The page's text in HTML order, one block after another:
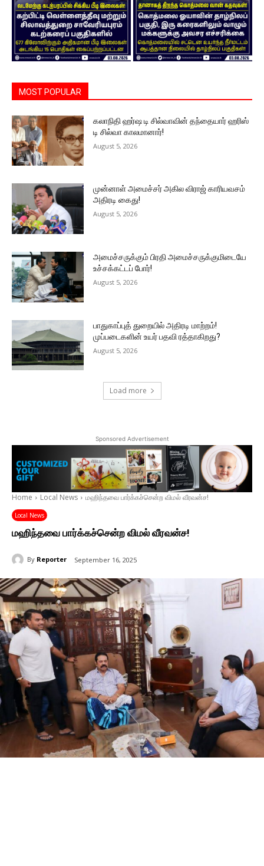
MOST POPULAR
கலாநிதி ஹர்ஷ டி சில்வாவின் தந்தையார் ஹரிஸ்
டி சில்வா காலமானார்!
August 5, 2026
முன்னாள் அமைச்சர் அகில விராஜ் காரியவசம்
அதிரடி கைது!
August 5, 2026
அமைச்சருக்கும் பிரதி அமைச்சருக்குமிடையே
உச்சக்கட்டப் போர்!
August 5, 2026
பாதுகாப்புத் துறையில் அதிரடி மாற்றம்!
முப்படைகளின் உயர் பதவி ரத்தாகிறது?
August 5, 2026
Load more